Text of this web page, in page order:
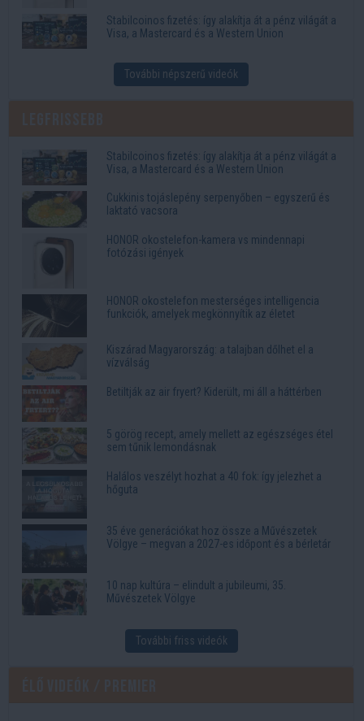
Stabilcoinos fizetés: így alakítja át a pénz világát a
Visa, a Mastercard és a Western Union
További népszerű videók
Stabilcoinos fizetés: így alakítja át a pénz világát a
Visa, a Mastercard és a Western Union
Cukkinis tojáslepény serpenyőben – egyszerű és
laktató vacsora
HONOR okostelefon-kamera vs mindennapi
fotózási igények
HONOR okostelefon mesterséges intelligencia
funkciók, amelyek megkönnyítik az életet
Kiszárad Magyarország: a talajban dőlhet el a
vízválság
Betiltják az air fryert? Kiderült, mi áll a háttérben
5 görög recept, amely mellett az egészséges étel
sem tűnik lemondásnak
Halálos veszélyt hozhat a 40 fok: így jelezhet a
hőguta
35 éve generációkat hoz össze a Művészetek
Völgye – megvan a 2027-es időpont és a bérletár
10 nap kultúra – elindult a jubileumi, 35.
Művészetek Völgye
További friss videók